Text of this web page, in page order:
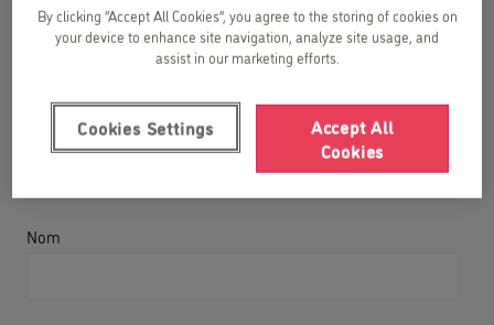
Prénom
Nom
By clicking “Accept All Cookies”, you agree to the storing of cookies on
your device to enhance site navigation, analyze site usage, and
assist in our marketing efforts.
Accept All
Cookies
Cookies Settings